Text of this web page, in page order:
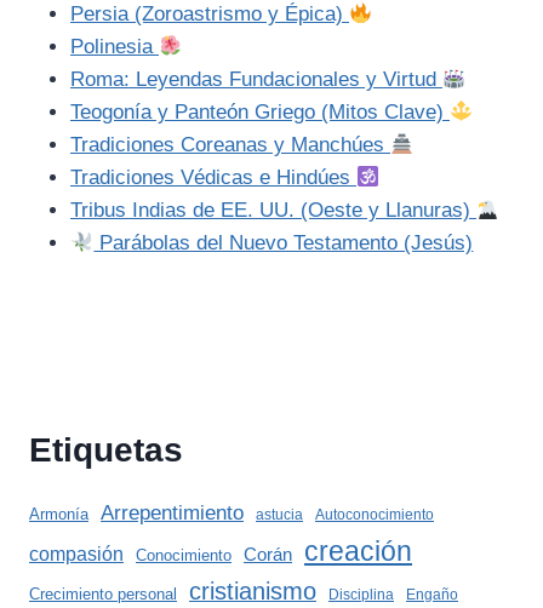
Persia (Zoroastrismo y Épica)
Polinesia
Roma: Leyendas Fundacionales y Virtud
Teogonía y Panteón Griego (Mitos Clave)
Tradiciones Coreanas y Manchúes
Tradiciones Védicas e Hindúes
Tribus Indias de EE. UU. (Oeste y Llanuras)
Parábolas del Nuevo Testamento (Jesús)
Etiquetas
Armonía Arrepentimiento astucia Autoconocimiento
compasión Conocimiento Corán creación
Crecimiento personal cristianismo Disciplina Engaño